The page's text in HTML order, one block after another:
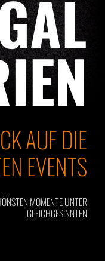
AUF DIE
EVENTS
MOMENTE UNTER
GLEICHGESINNTEN